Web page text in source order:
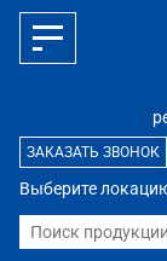
Выберите
ЗАКАЗАТЬ ЗВОНОК